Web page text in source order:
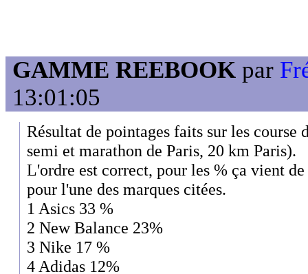
GAMME REEBOOK par
13:01:05
Résultat de pointages faits sur les course
semi et marathon de Paris, 20 km Paris).
L'ordre est correct, pour les % ça vient
pour l'une des marques citées.
1 Asics 33 %
2 New Balance 23%
3 Nike 17 %
4 Adidas 12%